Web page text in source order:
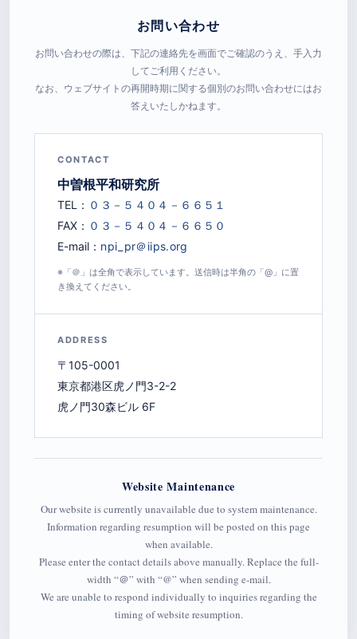
お問い合わせ
お問い合わせの際は、下記の連絡先を画面でご確認のうえ、手入力
してご利用ください。
なお、ウェブサイトの再開時期に関する個別のお問い合わせにはお
答えいたしかねます。
CONTACT
中曽根平和研究所
TEL：
FAX：
E-mail：
※「＠」は全角で表示しています。送信時は半角の「@」に置
き換えてください。
ADDRESS
〒105-0001
東京都港区虎ノ門3-2-2
虎ノ門30森ビル 6F
Website Maintenance
Our website is currently unavailable due to system maintenance.
Information regarding resumption will be posted on this page
when available.
Please enter the contact details above manually. Replace the full-
width “＠” with “@” when sending e-mail.
We are unable to respond individually to inquiries regarding the
timing of website resumption.